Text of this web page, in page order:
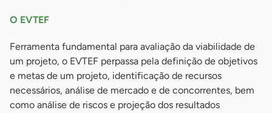
O EVTEF
Ferramenta fundamental para avaliação da viabilidade de
um projeto, o EVTEF perpassa pela definição de objetivos
e metas de um projeto, identificação de recursos
necessários, análise de mercado e de concorrentes, bem
como análise de riscos e projeção dos resultados